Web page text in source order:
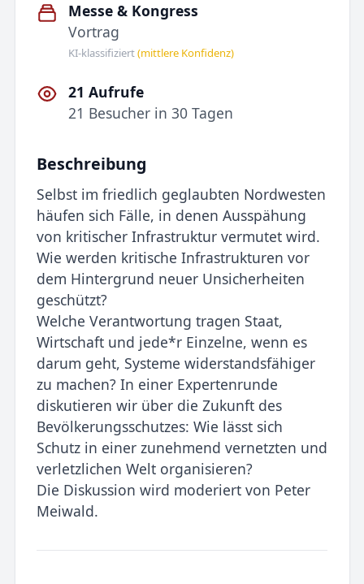
Messe & Kongress
Vortrag
KI-klassifiziert(mittlere Konfidenz)
21 Aufrufe
21 Besucher in 30 Tagen
Beschreibung
Selbst im friedlich geglaubten Nordwesten
häufen sich Fälle, in denen Ausspähung
von kritischer Infrastruktur vermutet wird.
Wie werden kritische Infrastrukturen vor
dem Hintergrund neuer Unsicherheiten
geschützt?
Welche Verantwortung tragen Staat,
Wirtschaft und jede*r Einzelne, wenn es
darum geht, Systeme widerstandsfähiger
zu machen? In einer Expertenrunde
diskutieren wir über die Zukunft des
Bevölkerungsschutzes: Wie lässt sich
Schutz in einer zunehmend vernetzten und
verletzlichen Welt organisieren?
Die Diskussion wird moderiert von Peter
Meiwald.